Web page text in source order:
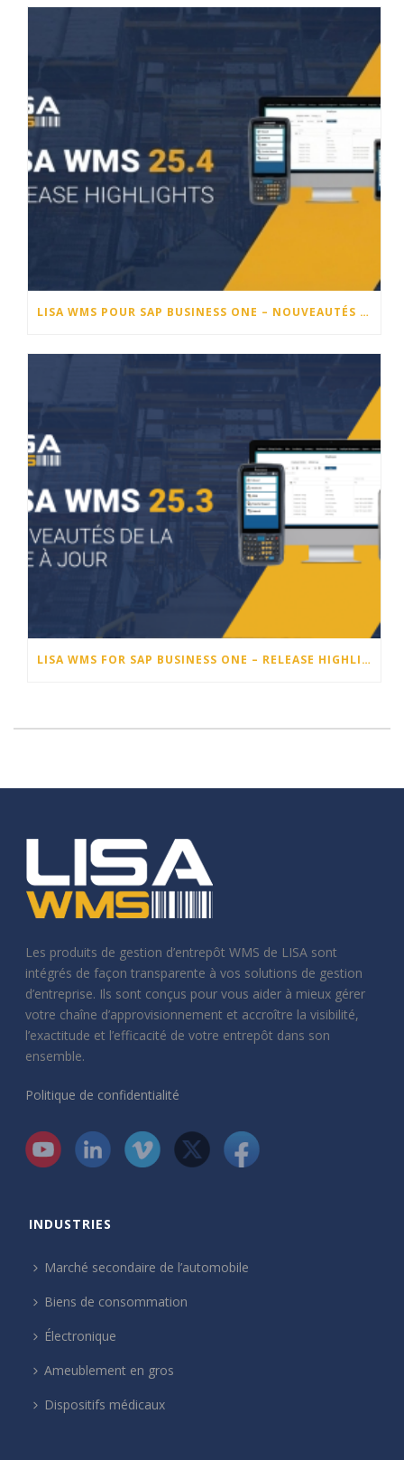
LISA WMS POUR SAP BUSINESS ONE – NOUVEAUTÉS DE LA VERSION 25.4
LISA WMS FOR SAP BUSINESS ONE – RELEASE HIGHLIGHTS 25.3
Les produits de gestion d’entrepôt WMS de LISA sont
intégrés de façon transparente à vos solutions de gestion
d’entreprise. Ils sont conçus pour vous aider à mieux gérer
votre chaîne d’approvisionnement et accroître la visibilité,
l’exactitude et l’efficacité de votre entrepôt dans son
ensemble.
Politique de confidentialité
INDUSTRIES
Marché secondaire de l’automobile
Biens de consommation
Électronique
Ameublement en gros
Dispositifs médicaux